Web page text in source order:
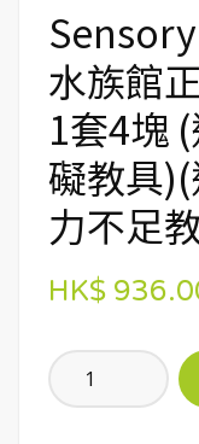
水族館
1套4塊
礙教具
力不足
HK$